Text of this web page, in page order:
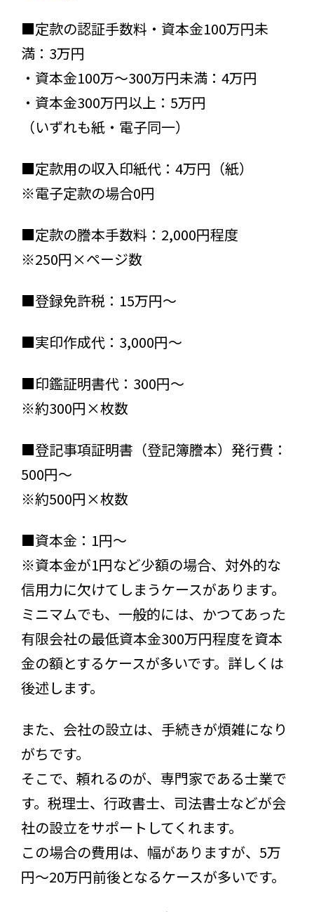
■定款の認証手数料・資本金100万円未
満：3万円
・資本金100万～300万円未満：4万円
・資本金300万円以上：5万円
（いずれも紙・電子同一）
■定款用の収入印紙代：4万円（紙）
※電子定款の場合0円
■定款の謄本手数料：2,000円程度
※250円×ページ数
■登録免許税：15万円～
■実印作成代：3,000円～
■印鑑証明書代：300円～
※約300円×枚数
■登記事項証明書（登記簿謄本）発行費：
500円～
※約500円×枚数
■資本金：1円～
※資本金が1円など少額の場合、対外的な
信用力に欠けてしまうケースがあります。
ミニマムでも、一般的には、かつてあった
有限会社の最低資本金300万円程度を資本
金の額とするケースが多いです。詳しくは
後述します。
また、会社の設立は、手続きが煩雑になり
がちです。
そこで、頼れるのが、専門家である士業で
す。税理士、行政書士、司法書士などが会
社の設立をサポートしてくれます。
この場合の費用は、幅がありますが、5万
円～20万円前後となるケースが多いです。